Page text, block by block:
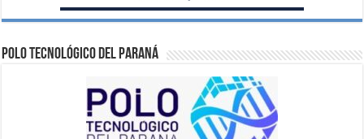
Polo Tecnológico del Paraná